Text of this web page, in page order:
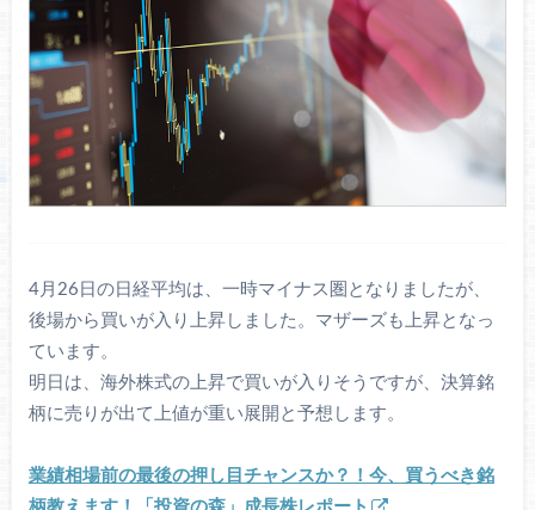
4月26日の日経平均は、一時マイナス圏となりましたが、
後場から買いが入り上昇しました。マザーズも上昇となっ
ています。
明日は、海外株式の上昇で買いが入りそうですが、決算銘
柄に売りが出て上値が重い展開と予想します。
業績相場前の最後の押し目チャンスか？！今、買うべき銘